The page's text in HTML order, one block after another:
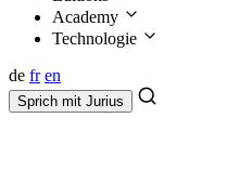
Academy
Technologie
de fr en
Sprich mit Jurius